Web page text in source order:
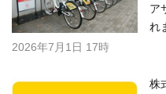
ア
れ
2026年7月1日 17時
株